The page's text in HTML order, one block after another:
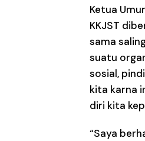
Ketua
KKJST
sama
suatu
sosial,
kita karna
diri kita
“Saya